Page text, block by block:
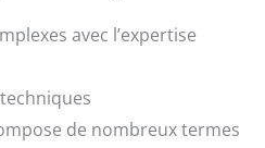
avec l’expertise
de nombreux termes